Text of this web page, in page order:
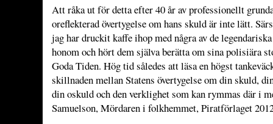
Att råka ut för detta efter 40 år av professionellt
oreflekterad övertygelse om hans skuld är inte lätt.
jag har druckit kaffe ihop med några av de
honom och hört dem själva berätta om sina polisiära
Goda Tiden. Hög tid således att läsa en högst
skillnaden mellan Statens övertygelse om din skuld,
din oskuld och den verklighet som kan rymmas där i
Samuelson, Mördaren i folkhemmet, Piratförlaget